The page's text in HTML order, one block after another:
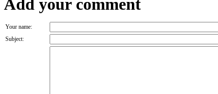
Add your comment
Your name:
Subject: